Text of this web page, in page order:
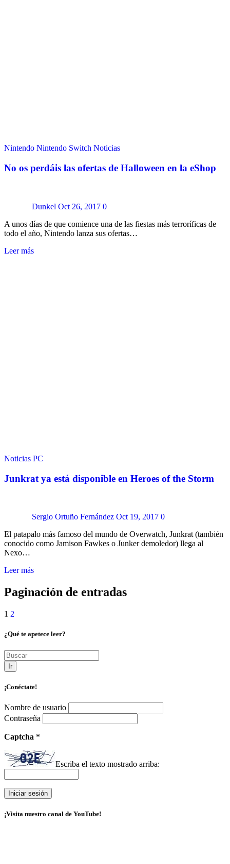
Nintendo Nintendo Switch Noticias
No os perdáis las ofertas de Halloween en la eShop
Dunkel Oct 26, 2017 0
A unos días de que comience una de las fiestas más terroríficas de
todo el año, Nintendo lanza sus ofertas…
Leer más
Noticias PC
Junkrat ya está disponible en Heroes of the Storm
Sergio Ortuño Fernández Oct 19, 2017 0
El patapalo más famoso del mundo de Overwatch, Junkrat (también
conocido como Jamison Fawkes o Junker demoledor) llega al
Nexo…
Leer más
Paginación de entradas
1 2
¿Qué te apetece leer?
Ir
¡Conéctate!
Nombre de usuario
Contraseña
Captcha *
Escriba el texto mostrado arriba:
¡Visita nuestro canal de YouTube!